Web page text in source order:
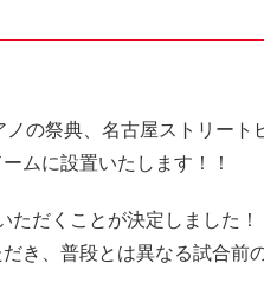
の祭典、名古屋ストリート
ムに設置いたします！！
ただくことが決定しました！
き、普段とは異なる試合前